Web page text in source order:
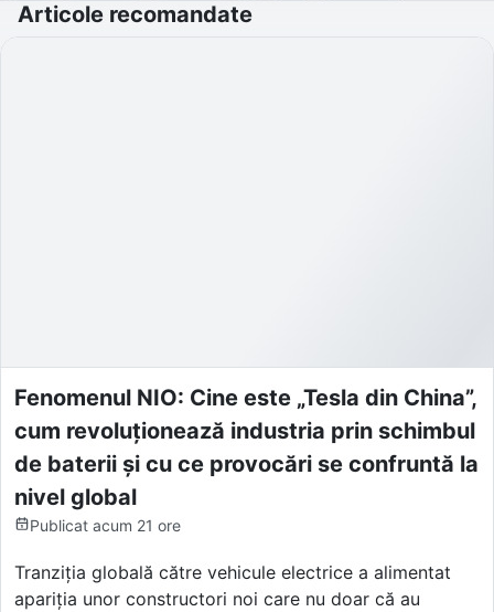
Articole recomandate
Fenomenul NIO: Cine este „Tesla din China”,
cum revoluționează industria prin schimbul
de baterii și cu ce provocări se confruntă la
nivel global
Publicat acum 21 ore
Tranziția globală către vehicule electrice a alimentat
apariția unor constructori noi care nu doar că au